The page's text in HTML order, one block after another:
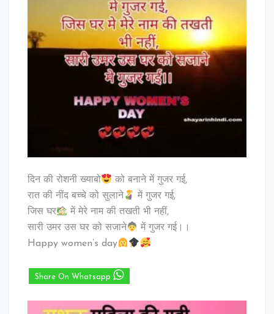
दिन की रोशनी ख्याबो
को बनाने में गुजर गई,
रात की नींद बच्चे को सुलाने
में गुजर गई,
जिस घर
में मेरे नाम की तखती भी नहीं,
सारी उमर उस घर को सजाने
में गुजर गई।।
Happy women’s day
Share On Whatsapp